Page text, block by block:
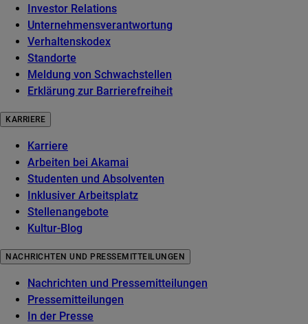
Investor Relations
Unternehmensverantwortung
Verhaltenskodex
Standorte
Meldung von Schwachstellen
Erklärung zur Barrierefreiheit
KARRIERE
Karriere
Arbeiten bei Akamai
Studenten und Absolventen
Inklusiver Arbeitsplatz
Stellenangebote
Kultur-Blog
NACHRICHTEN UND PRESSEMITTEILUNGEN
Nachrichten und Pressemitteilungen
Pressemitteilungen
In der Presse